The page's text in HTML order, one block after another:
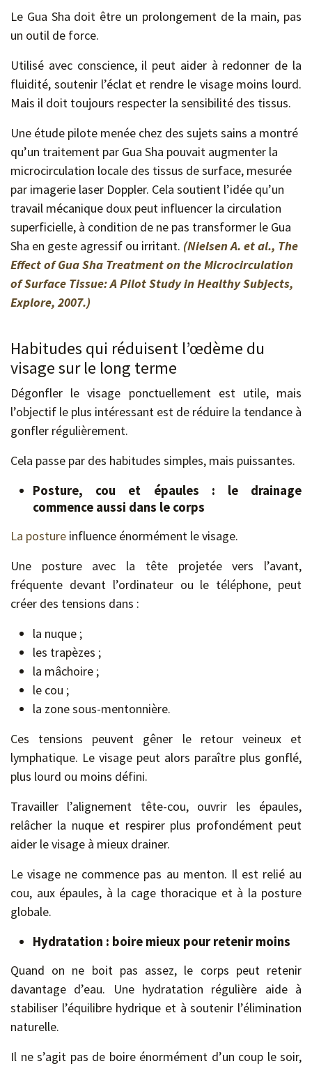
Le Gua Sha doit être un prolongement de la main, pas
un outil de force.
Utilisé avec conscience, il peut aider à redonner de la
fluidité, soutenir l’éclat et rendre le visage moins lourd.
Mais il doit toujours respecter la sensibilité des tissus.
Une étude pilote menée chez des sujets sains a montré
qu’un traitement par Gua Sha pouvait augmenter la
microcirculation locale des tissus de surface, mesurée
par imagerie laser Doppler. Cela soutient l’idée qu’un
travail mécanique doux peut influencer la circulation
superficielle, à condition de ne pas transformer le Gua
Sha en geste agressif ou irritant. (Nielsen A. et al., The
Effect of Gua Sha Treatment on the Microcirculation
of Surface Tissue: A Pilot Study in Healthy Subjects,
Explore, 2007.)
Habitudes qui réduisent l’œdème du
visage sur le long terme
Dégonfler le visage ponctuellement est utile, mais
l’objectif le plus intéressant est de réduire la tendance à
gonfler régulièrement.
Cela passe par des habitudes simples, mais puissantes.
Posture, cou et épaules : le drainage
commence aussi dans le corps
La posture influence énormément le visage.
Une posture avec la tête projetée vers l’avant,
fréquente devant l’ordinateur ou le téléphone, peut
créer des tensions dans :
la nuque ;
les trapèzes ;
la mâchoire ;
le cou ;
la zone sous-mentonnière.
Ces tensions peuvent gêner le retour veineux et
lymphatique. Le visage peut alors paraître plus gonflé,
plus lourd ou moins défini.
Travailler l’alignement tête-cou, ouvrir les épaules,
relâcher la nuque et respirer plus profondément peut
aider le visage à mieux drainer.
Le visage ne commence pas au menton. Il est relié au
cou, aux épaules, à la cage thoracique et à la posture
globale.
Hydratation : boire mieux pour retenir moins
Quand on ne boit pas assez, le corps peut retenir
davantage d’eau. Une hydratation régulière aide à
stabiliser l’équilibre hydrique et à soutenir l’élimination
naturelle.
Il ne s’agit pas de boire énormément d’un coup le soir,